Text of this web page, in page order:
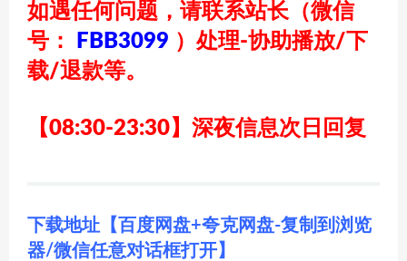
如遇任何问题，请联系站长（微信
号：
FBB3099 ） 处理-协助播放/下
载/退款等。
【08:30-23:30】深夜信息次日回复
下载地址【百度网盘+夸克网盘-复制到浏览
器/微信任意对话框打开】